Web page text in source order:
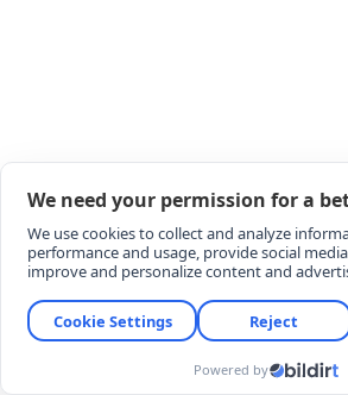
Türk pop müziğinin sevilen ismi
dönemde yeni şarkı projesi ve
yeniden magazin gündeminin
Yeni kurulan bir müzik grubuyla
duyurarak hayranlarını
sanatçının, şarkının lansman